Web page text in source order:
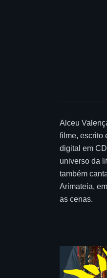
Alceu
filme, escrito
digital em
universo da
também
Arimateia,
as cenas.